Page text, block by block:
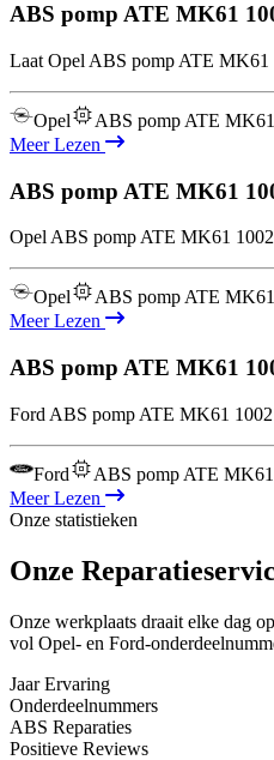
ABS pomp ATE MK61
Laat Opel ABS pomp ATE MK61
Opel
ABS pomp ATE MK61
Meer Lezen
ABS pomp ATE MK61
Opel ABS pomp ATE MK61
Opel
ABS pomp ATE MK61
Meer Lezen
ABS pomp ATE MK61
Ford ABS pomp ATE MK61
Ford
ABS pomp ATE MK61
Meer Lezen
Onze statistieken
Onze
Onze werkplaats draait elke dag
vol Opel- en Ford-
Jaar Ervaring
Onderdeelnummers
ABS Reparaties
Positieve Reviews